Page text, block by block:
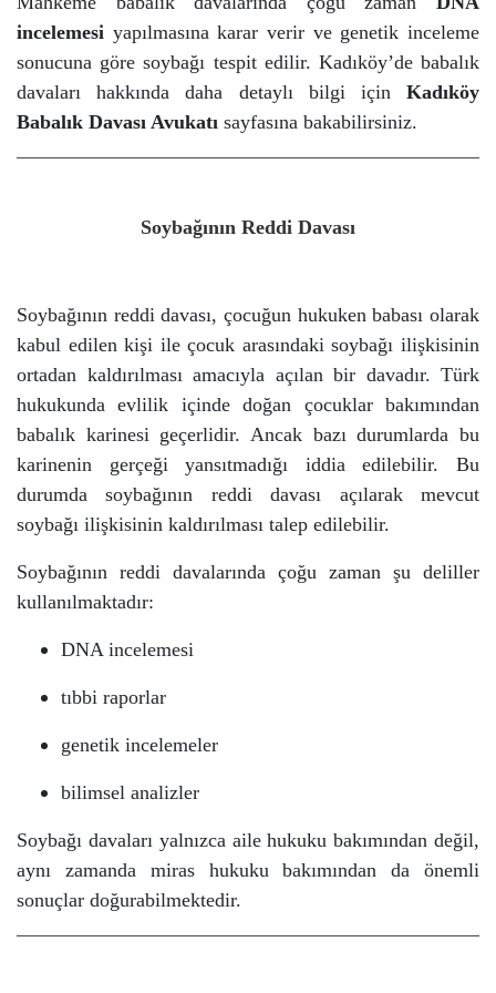
incelemesi yapılmasına karar verir ve genetik inceleme
sonucuna göre soybağı tespit edilir. Kadıköy’de babalık
davaları hakkında daha detaylı bilgi için Kadıköy
Babalık Davası Avukatı sayfasına bakabilirsiniz.
Soybağının Reddi Davası
Soybağının reddi davası, çocuğun hukuken babası olarak
kabul edilen kişi ile çocuk arasındaki soybağı ilişkisinin
ortadan kaldırılması amacıyla açılan bir davadır. Türk
hukukunda evlilik içinde doğan çocuklar bakımından
babalık karinesi geçerlidir. Ancak bazı durumlarda bu
karinenin gerçeği yansıtmadığı iddia edilebilir. Bu
durumda soybağının reddi davası açılarak mevcut
soybağı ilişkisinin kaldırılması talep edilebilir.
Soybağının reddi davalarında çoğu zaman şu deliller
kullanılmaktadır:
DNA incelemesi
tıbbi raporlar
genetik incelemeler
bilimsel analizler
Soybağı davaları yalnızca aile hukuku bakımından değil,
aynı zamanda miras hukuku bakımından da önemli
sonuçlar doğurabilmektedir.